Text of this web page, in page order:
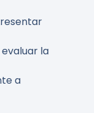
la
a